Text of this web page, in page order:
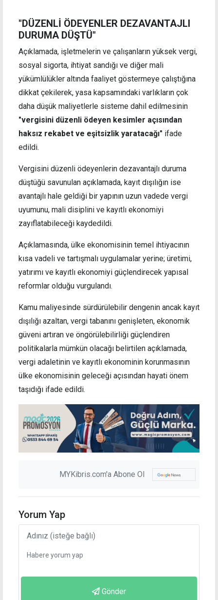
"DÜZENLİ ÖDEYENLER DEZAVANTAJLI
DURUMA DÜŞTÜ"
Açıklamada, işletmelerin ve çalışanların yüksek vergi,
sosyal sigorta, ihtiyat sandığı ve diğer mali
yükümlülükler altında faaliyet göstermeye çalıştığına
dikkat çekilerek, yasa kapsamındaki varlıkların çok
daha düşük maliyetlerle sisteme dahil edilmesinin
"vergisini düzenli ödeyen kesimler açısından
haksız rekabet ve eşitsizlik yaratacağı" ifade
edildi.
Vergisini düzenli ödeyenlerin dezavantajlı duruma
düştüğü savunulan açıklamada, kayıt dışılığın ise
avantajlı hale geldiği bir yapının uzun vadede vergi
uyumunu, mali disiplini ve kayıtlı ekonomiyi
zayıflatabileceği kaydedildi.
Açıklamasında, ülke ekonomisinin temel ihtiyacının
kısa vadeli ve tartışmalı uygulamalar yerine; üretimi,
yatırımı ve kayıtlı ekonomiyi güçlendirecek yapısal
reformlar olduğu vurgulandı.
Kamu maliyesinde sürdürülebilir dengenin ancak kayıt
dışılığı azaltan, vergi tabanını genişleten, ekonomik
güveni artıran ve öngörülebilirliği güçlendiren
politikalarla mümkün olacağı belirtilen açıklamada,
vergi adaletinin ve kayıtlı ekonominin korunmasının
ülke ekonomisinin geleceği açısından hayati önem
taşıdığı ifade edildi.
MYKibris.com'a Abone Ol
Yorum Yap
Gönder